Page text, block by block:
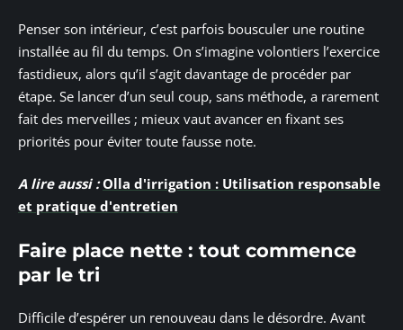
Penser son intérieur, c’est parfois bousculer une routine
installée au fil du temps. On s’imagine volontiers l’exercice
fastidieux, alors qu’il s’agit davantage de procéder par
étape. Se lancer d’un seul coup, sans méthode, a rarement
fait des merveilles ; mieux vaut avancer en fixant ses
priorités pour éviter toute fausse note.
A lire aussi : Olla d'irrigation : Utilisation responsable
et pratique d'entretien
Faire place nette : tout commence
par le tri
Difficile d’espérer un renouveau dans le désordre. Avant